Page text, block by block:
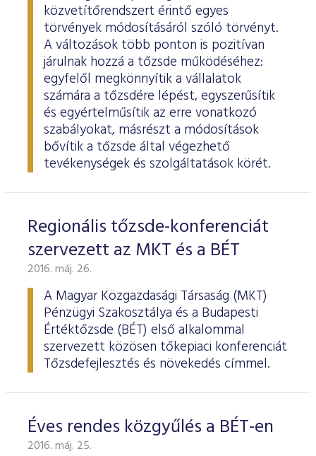
ESG Útmutató
közvetítőrendszert érintő egyes
törvények módosításáról szóló törvényt.
A változások több ponton is pozitívan
járulnak hozzá a tőzsde működéséhez:
egyfelől megkönnyítik a vállalatok
számára a tőzsdére lépést, egyszerűsítik
és egyértelműsítik az erre vonatkozó
szabályokat, másrészt a módosítások
bővítik a tőzsde által végezhető
tevékenységek és szolgáltatások körét.
Regionális tőzsde-konferenciát
szervezett az MKT és a BÉT
2016. máj. 26.
A Magyar Közgazdasági Társaság (MKT)
Pénzügyi Szakosztálya és a Budapesti
Értéktőzsde (BÉT) első alkalommal
szervezett közösen tőkepiaci konferenciát
Tőzsdefejlesztés és növekedés címmel.
Éves rendes közgyűlés a BÉT-en
2016. máj. 25.